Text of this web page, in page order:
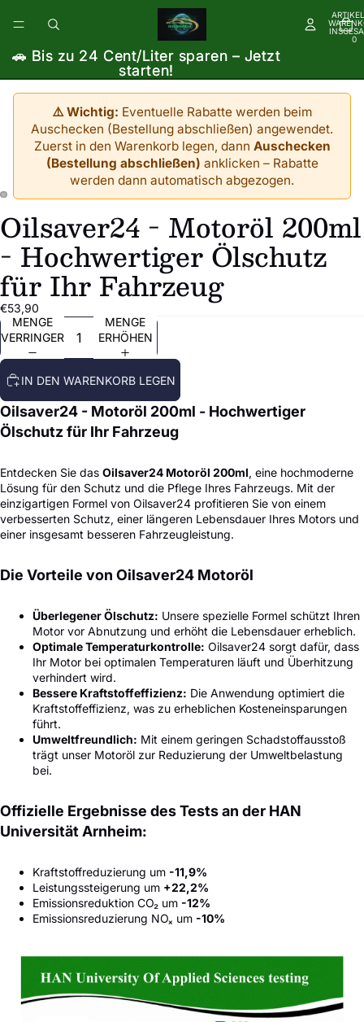
0
🚗 Bis zu 24 Cent/Liter sparen – Jetzt
starten!
🚗 Bis zu 24 Cent/Liter sparen – Jetzt
starten!
⚠️ Wichtig: Eventuelle Rabatte werden beim
Auschecken (Bestellung abschließen) angewendet.
Zuerst in den Warenkorb legen, dann Auschecken
(Bestellung abschließen) anklicken – Rabatte
werden dann automatisch abgezogen.
BILD
IM
VOLLBILDMODUS
ÖFFNEN
BILD
IM
VOLLBILDMODUS
ÖFFNEN
Oilsaver24 - Motoröl 200ml
- Hochwertiger Ölschutz
für Ihr Fahrzeug
€53,90
MENGE
VERRINGERN
MENGE
ERHÖHEN
IN DEN WARENKORB LEGEN
Oilsaver24 - Motoröl 200ml - Hochwertiger
Ölschutz für Ihr Fahrzeug
Entdecken Sie das Oilsaver24 Motoröl 200ml, eine hochmoderne
Lösung für den Schutz und die Pflege Ihres Fahrzeugs. Mit der
einzigartigen Formel von Oilsaver24 profitieren Sie von einem
verbesserten Schutz, einer längeren Lebensdauer Ihres Motors und
einer insgesamt besseren Fahrzeugleistung.
Die Vorteile von Oilsaver24 Motoröl
Überlegener Ölschutz: Unsere spezielle Formel schützt Ihren
Motor vor Abnutzung und erhöht die Lebensdauer erheblich.
Optimale Temperaturkontrolle: Oilsaver24 sorgt dafür, dass
Ihr Motor bei optimalen Temperaturen läuft und Überhitzung
verhindert wird.
Bessere Kraftstoffeffizienz: Die Anwendung optimiert die
Kraftstoffeffizienz, was zu erheblichen Kosteneinsparungen
führt.
Umweltfreundlich: Mit einem geringen Schadstoffausstoß
trägt unser Motoröl zur Reduzierung der Umweltbelastung
bei.
Offizielle Ergebnisse des Tests an der HAN
Universität Arnheim:
Kraftstoffreduzierung um -11,9%
Leistungssteigerung um +22,2%
Emissionsreduktion CO₂ um -12%
Emissionsreduzierung NOₓ um -10%